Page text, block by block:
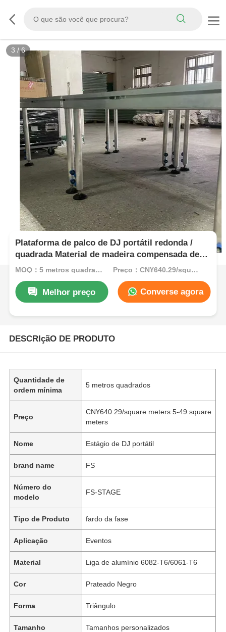
3 /6
Plataforma de palco de DJ portátil redonda /
quadrada Material de madeira compensada de
alumínio desmontávelMOQ：5 metros quadrados Preço：CN¥640.29/square meters 5-49 square meters
Melhor preço Converse agora
DESCRIçãO DE PRODUTO
Quantidade de
ordem mínima
5 metros quadrados
Preço
CN¥640.29/square meters 5-49 square
meters
Nome Estágio de DJ portátil
brand name FS
Número do
modelo
FS-STAGE
Tipo de Produto fardo da fase
Aplicação Eventos
Material Liga de alumínio 6082-T6/6061-T6
Cor Prateado Negro
Forma Triângulo
Tamanho Tamanhos personalizados